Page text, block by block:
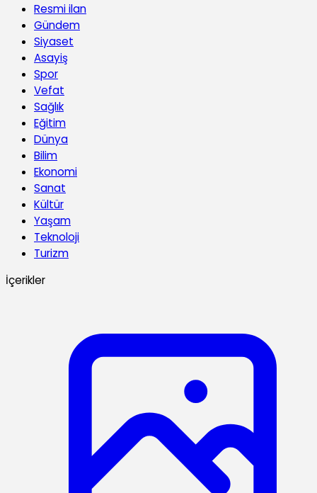
Resmi ilan
Gündem
Siyaset
Asayiş
Spor
Vefat
Sağlık
Eğitim
Dünya
Bilim
Ekonomi
Sanat
Kültür
Yaşam
Teknoloji
Turizm
İçerikler